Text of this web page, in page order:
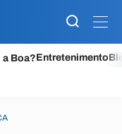
a Boa?Entretenimento